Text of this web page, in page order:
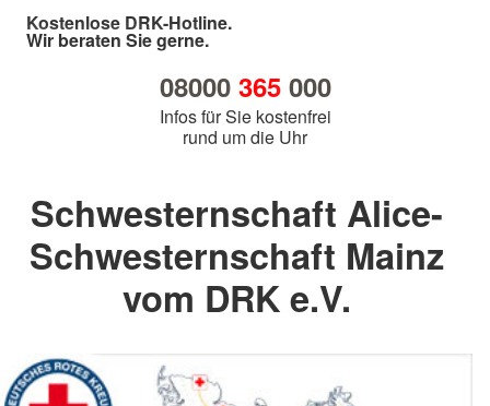
Kostenlose DRK-Hotline.
Wir beraten Sie gerne.
08000 365000
Infos für Sie kostenfrei
rund um die Uhr
Schwesternschaft Alice-
Schwesternschaft Mainz
vom DRK e.V.